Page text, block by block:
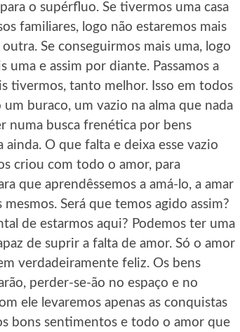
o supérfluo. Se tivermos uma casa
familiares, logo não estaremos mais
Se conseguirmos mais uma, logo
uma e assim por diante. Passamos a
tivermos, tanto melhor. Isso em todos
buraco, um vazio na alma que nada
numa busca frenética por bens
O que falta e deixa esse vazio
criou com todo o amor, para
que aprendêssemos a amá-lo, a amar
Será que temos agido assim?
de estarmos aqui? Podemos ter uma
de suprir a falta de amor. Só o amor
verdadeiramente feliz. Os bens
perder-se-ão no espaço e no
ele levaremos apenas as conquistas
bons sentimentos e todo o amor que